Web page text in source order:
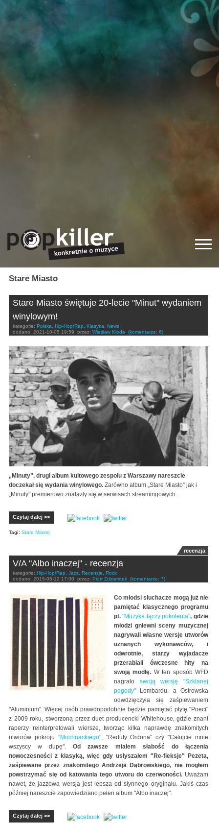
Stare Miasto
Stare Miasto świętuje 20-lecie "Minut" wydaniem
winylowym!
kategorie: Polska, Hip-Hop/Rap, Klasyka, News
dodano: 2021-10-05 19:59 przez: Wiesław Kłoda (komentarze: 6)
„Minuty”, drugi album kultowego zespołu z Warszawy nareszcie
doczekał się wydania winylowego. Zarówno album „Stare Miasto” jak i
„Minuty” premierowo znalazły się w serwisach streamingowych.
Czytaj dalej >>
Tagi: Stare Miasto
recenzja
V/A "Albo inaczej" - recenzja
kategorie: Hip-Hop/Rap Jazz Recenzje
Rock
dodano: 2015-05-12 17:00 przez: Piotr Zdziarstek (komentarze: 7)
Co młodsi słuchacze mogą już nie
pamiętać klasycznego programu
pt."Muzyka łączy pokolenia", gdzie
młodzi gniewni sceny muzycznej
nagrywali własne wersje utworów
uznanych wykonawców, i
odwrotnie, starzy wyjadacze
przerabiali ówczesne hity na
swoją modłę. W ten sposób WFD
nagrało swoją wersję "Szklanej
pogody" Lombardu, a Ostrowska
odwdzięczyła się zaśpiewaniem
"Aluminium". Więcej osób prawdopodobnie będzie pamiętać płytę "Poeci"
z 2009 roku, stworzoną przez duet producencki Whitehouse, gdzie znani
raperzy reinterpretowali wiersze, tworząc kilka naprawdę znakomitych
utworów pokroju "Mochnackiego", "Reduty Ordona" czy "Całujcie mnie
wszyscy w dupę".Od zawsze miałem słabość do łączenia
nowoczesności z klasyką, więc gdy usłyszałem "Re-fleksje" Pezeta,
zaśpiewane przez znakomitego Andrzeja Dąbrowskiego, nie mogłem
powstrzymać się od katowania tego utworu do czerwoności.Uważam
nawet, że jazzowa wersja jest lepsza od słynnego oryginału. Jakiś czas
później nareszcie zapowiedziano pełen album "Albo inaczej".
Czytaj dalej >>